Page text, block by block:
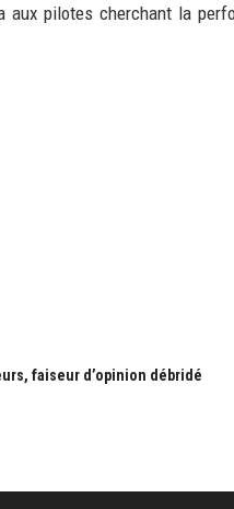
aux pilotes cherchant la
faiseur d’opinion débridé